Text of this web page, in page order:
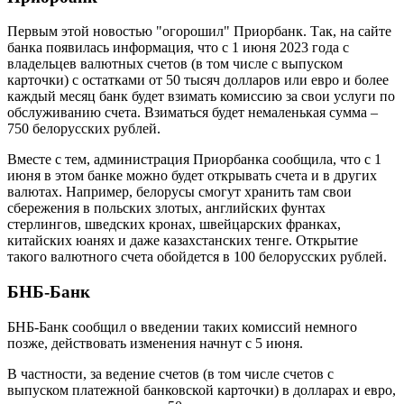
Первым этой новостью "огорошил" Приорбанк. Так, на сайте
банка появилась информация, что с 1 июня 2023 года с
владельцев валютных счетов (в том числе с выпуском
карточки) с остатками от 50 тысяч долларов или евро и более
каждый месяц банк будет взимать комиссию за свои услуги по
обслуживанию счета. Взиматься будет немаленькая сумма –
750 белорусских рублей.
Вместе с тем, администрация Приорбанка сообщила, что с 1
июня в этом банке можно будет открывать счета и в других
валютах. Например, белорусы смогут хранить там свои
сбережения в польских злотых, английских фунтах
стерлингов, шведских кронах, швейцарских франках,
китайских юанях и даже казахстанских тенге. Открытие
такого валютного счета обойдется в 100 белорусских рублей.
БНБ-Банк
БНБ-Банк сообщил о введении таких комиссий немного
позже, действовать изменения начнут с 5 июня.
В частности, за ведение счетов (в том числе счетов с
выпуском платежной банковской карточки) в долларах и евро,